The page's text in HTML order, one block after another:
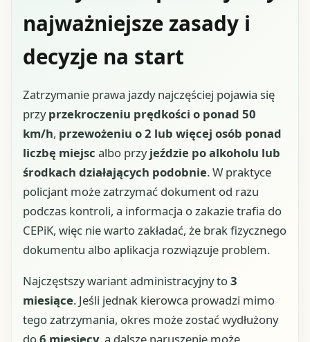
najważniejsze zasady i
decyzje na start
Zatrzymanie prawa jazdy najczęściej pojawia się
przyprzekroczeniu prędkości o ponad 50
km/h, przewożeniu o 2 lub więcej osób ponad
liczbę miejsc albo przyjeździe po alkoholu lub
środkach działających podobnie. W praktyce
policjant może zatrzymać dokument od razu
podczas kontroli, a informacja o zakazie trafia do
CEPiK, więc nie warto zakładać, że brak fizycznego
dokumentu albo aplikacja rozwiązuje problem.
Najczęstszy wariant administracyjny to3
miesiące. Jeśli jednak kierowca prowadzi mimo
tego zatrzymania, okres może zostać wydłużony
do6 miesięcy, a dalsze naruszenie może